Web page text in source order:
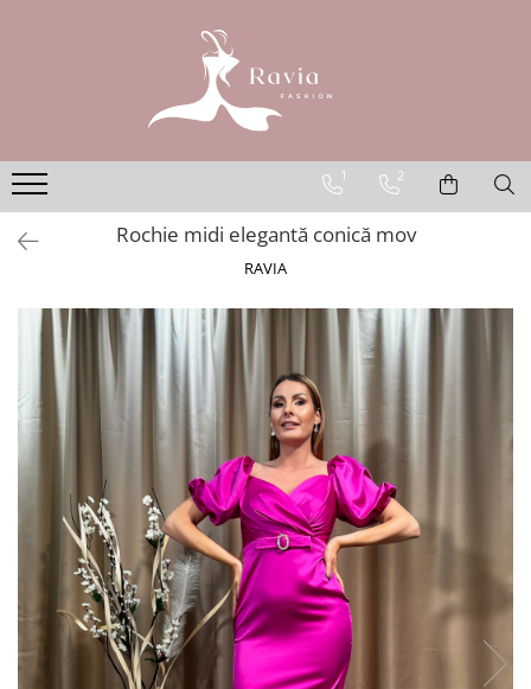
Rochii elegante lungi
Rochii elegante midi
Rochii elegante scurte
Rochii casual
Rochii de nuntă
Rochii de botez
Rochii de seară
Rochii cu imprimeuri
Rochii elegante cu pene
Rochii mărimi mari
1 2
Rochie midi elegantă conică mov
RAVIA